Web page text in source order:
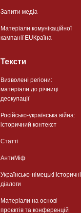
Запити медіа
Матеріали комунікаційної
кампанії EUКраїна
Тексти
Визволені регіони:
матеріали до річниці
деокупації
Російсько-українська війна:
історичний контекст
Статті
АнтиМіф
Українсько-німецькі історичні
діалоги
Матеріали на основі
проєктів та конференцій